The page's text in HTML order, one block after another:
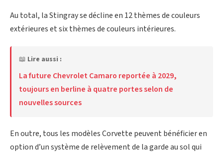
Au total, la Stingray se décline en 12 thèmes de couleurs
extérieures et six thèmes de couleurs intérieures.
📖 Lire aussi :
La future Chevrolet Camaro reportée à 2029,
toujours en berline à quatre portes selon de
nouvelles sources
En outre, tous les modèles Corvette peuvent bénéficier en
option d’un système de relèvement de la garde au sol qui